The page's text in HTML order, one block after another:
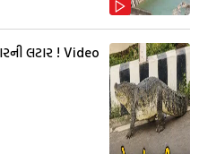
લટાર ! Video